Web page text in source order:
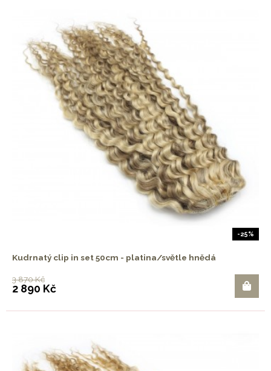
-25%
Kudrnatý clip in set 50cm - platina/světle hnědá
3 870 Kč
2 890 Kč